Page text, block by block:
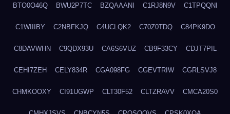
BTO0O46Q BWU2P7TC BZQAAANI C1RJ8N9V C1TPQQNI
C1WIIIBY C2NBFKJQ C4UCLQK2 C70Z0TDQ C84PK9DO
C8DAVWHN C9QDX93U CA6S6VUZ CB9F33CY CDJT7PIL
CEHI7ZEH CELY834R CGA098FG CGEVTRIW CGRLSVJ8
CHMKOOXY CI91UGWP CLT30F52 CLTZRAVV CMCA20S0